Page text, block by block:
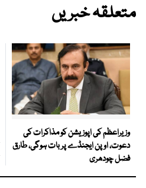
متعلقہ خبریں
وزیراعظم کی اپوزیشن کو مذاکرات کی
دعوت، اوپن ایجنڈے پر بات ہوگی، طارق
فضل چودھری